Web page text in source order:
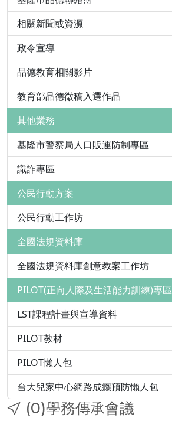
相關新聞或資源
政令宣導
品德教育相關影片
教育部品德徵稿入選作品
其他業務
基隆市警察局人口販運防制專區
識詐專區
公民行動方案
公民行動工作坊
全國法規資料庫
全國法規資料庫創意教案工作坊
PILOT(正向人際及生活能力訓練)專區
LST課程計畫與宣導資料
PILOT教材
PILOT懶人包
台大兒家中心網路成癮預防懶人包
(0)學務傳承會議